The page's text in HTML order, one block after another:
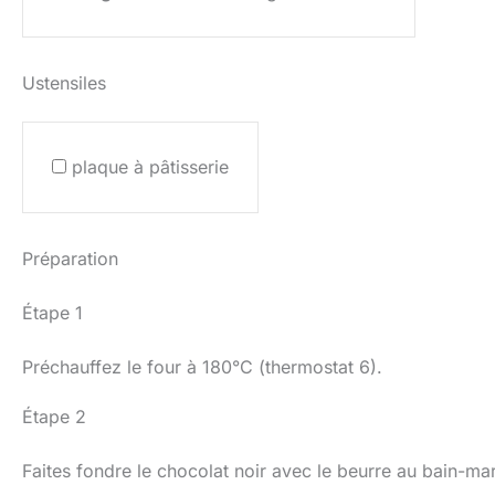
Ustensiles
plaque à pâtisserie
Préparation
Étape 1
Préchauffez le four à 180°C (thermostat 6).
Étape 2
Faites fondre le chocolat noir avec le beurre au bain-